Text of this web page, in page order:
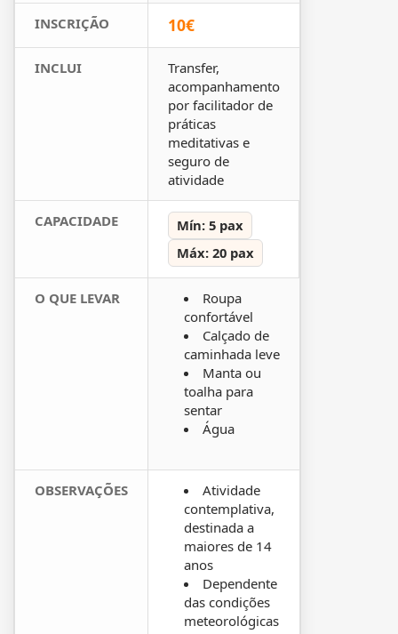
INSCRIÇÃO 10€
INCLUI
Transfer,
acompanhamento
por facilitador de
práticas
meditativas e
seguro de
atividade
CAPACIDADE
Mín: 5 pax
Máx: 20 pax
O QUE LEVAR
Roupa
confortável
Calçado de
caminhada leve
Manta ou
toalha para
sentar
Água
OBSERVAÇÕES
Atividade
contemplativa,
destinada a
maiores de 14
anos
Dependente
das condições
meteorológicas